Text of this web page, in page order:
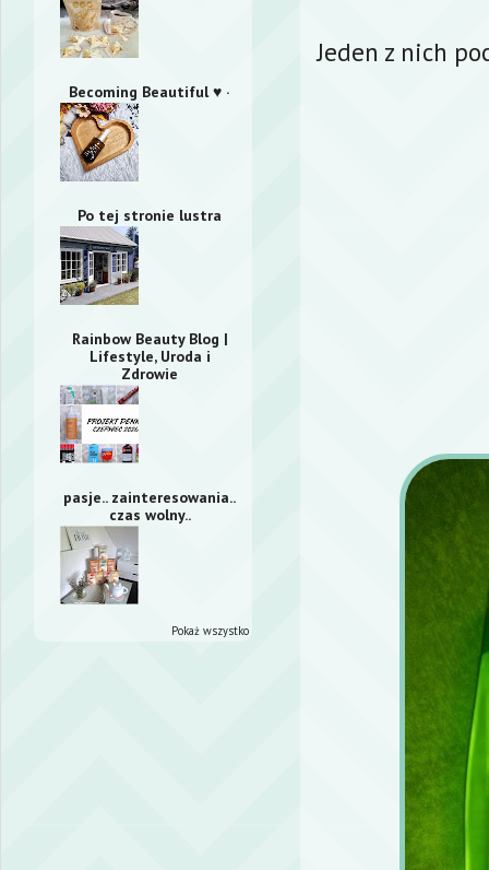
Jeden z nich
Becoming Beautiful ♥ ·
Po tej stronie lustra
Rainbow Beauty Blog |
Lifestyle, Uroda i
Zdrowie
pasje.. zainteresowania..
czas wolny..
Pokaż wszystko